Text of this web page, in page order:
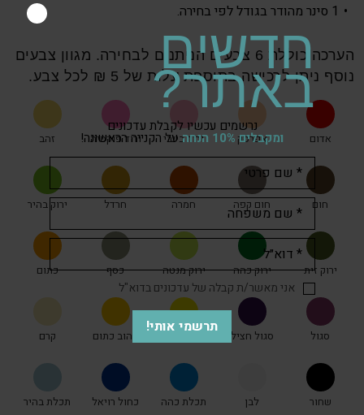
1 סינר מהודר בגודל לפי בחירה.
הערכה כוללת 6 צבעים הניתנים לבחירה. מגוון צבעים
נוסף ניתן לרכישה בתוספת עלות של 5 ₪ לכל צבע.
אדום אפרסק ורוד בייבי ורוד פוקסיה זהב
חום חום קפה חמרה חרדל ירוק בהיר
ירוק זית ירוק כהה ירוק מנטה כסף כתום
סגול סגול חציל צהוב חזק צהוב כתום קרם
שחור לבן תכלת כהה כחול רויאל תכלת בהיר
חדשים
באתר?
נרשמים עכשיו לקבלת עדכונים
ומקבלים 10% הנחה על הקנייה הראשונה!
אני מאשר/ת קבלה של עדכונים בדוא"ל
תרשמי אותי!